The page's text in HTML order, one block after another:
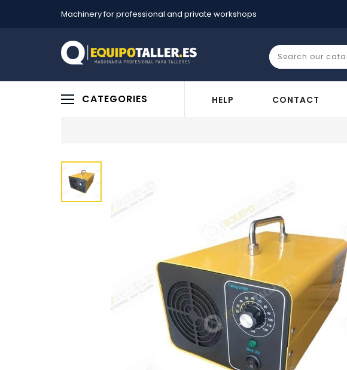
Machinery for professional and private workshops
CATEGORIES HELP CONTACT